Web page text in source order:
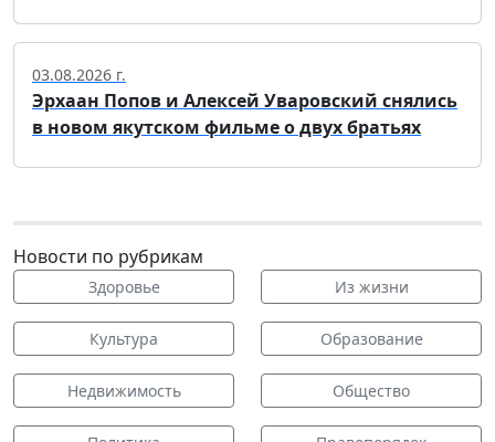
03.08.2026 г.
Эрхаан Попов и Алексей Уваровский снялись
в новом якутском фильме о двух братьях
Новости по рубрикам
Здоровье Из жизни
Культура Образование
Недвижимость Общество